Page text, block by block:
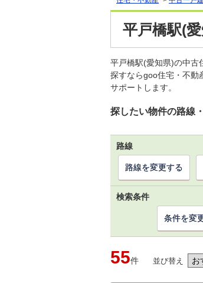
平戸橋駅(
平戸橋駅(愛知県)の中古
探すならgoo住宅・不動
サポートします。
探したい物件の路線
路線
路線を変更する
検索条件
条件を変
55件 並び替え